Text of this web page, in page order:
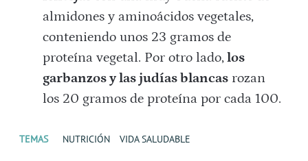
almidones y aminoácidos vegetales,
conteniendo unos 23 gramos de
proteína vegetal. Por otro lado,los
garbanzos y las judías blancasrozan
los 20 gramos de proteína por cada 100.
TEMAS NUTRICIÓN VIDA SALUDABLE